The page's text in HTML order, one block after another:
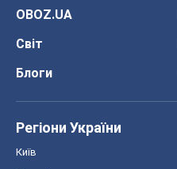
OBOZ.UA
Світ
Блоги
Регіони України
Київ